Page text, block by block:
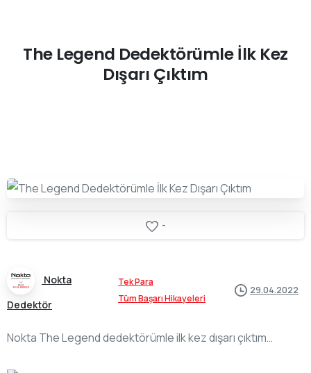
The Legend Dedektörümle İlk Kez
Dışarı Çıktım
-
Nokta
Dedektör
Tek Para
Tüm Başarı Hikayeleri
29.04.2022
Nokta The Legend dedektörümle ilk kez dışarı çıktım…